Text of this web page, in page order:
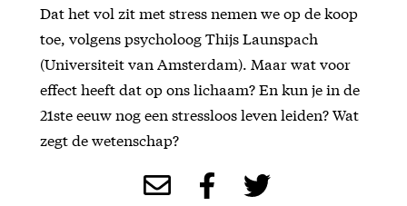
Dat het vol zit met stress nemen we op de koop
toe, volgens psycholoog Thijs Launspach
(Universiteit van Amsterdam). Maar wat voor
effect heeft dat op ons lichaam? En kun je in de
21ste eeuw nog een stressloos leven leiden? Wat
zegt de wetenschap?